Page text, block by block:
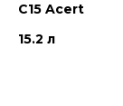
C15 Acert
15.2 л